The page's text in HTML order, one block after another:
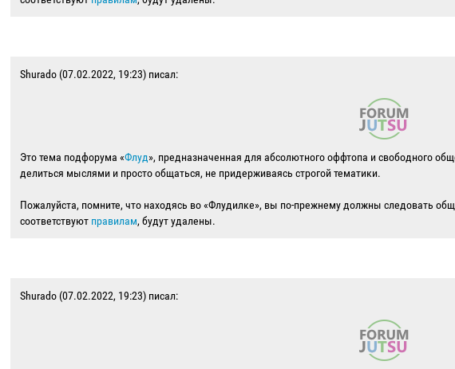
Shurado (07.02.2022, 19:23) писал:
Это тема подфорума «Флуд», предназначенная для абсолютного оффтопа и свободного
делиться мыслями и просто общаться, не придерживаясь строгой тематики.
Пожалуйста, помните, что находясь во «Флудилке», вы по-прежнему должны следовать
соответствуют правилам, будут удалены.
Shurado (07.02.2022, 19:23) писал: